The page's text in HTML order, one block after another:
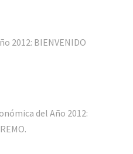
2012: BIENVENIDO
del Año 2012: